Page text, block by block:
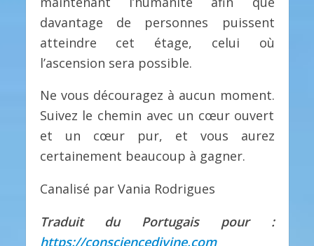
davantage de personnes puissent
atteindre cet étage, celui où
l’ascension sera possible.
Ne vous découragez à aucun moment.
Suivez le chemin avec un cœur ouvert
et un cœur pur, et vous aurez
certainement beaucoup à gagner.
Canalisé par Vania Rodrigues
Traduit du Portugais pour :
https://consciencedivine.com